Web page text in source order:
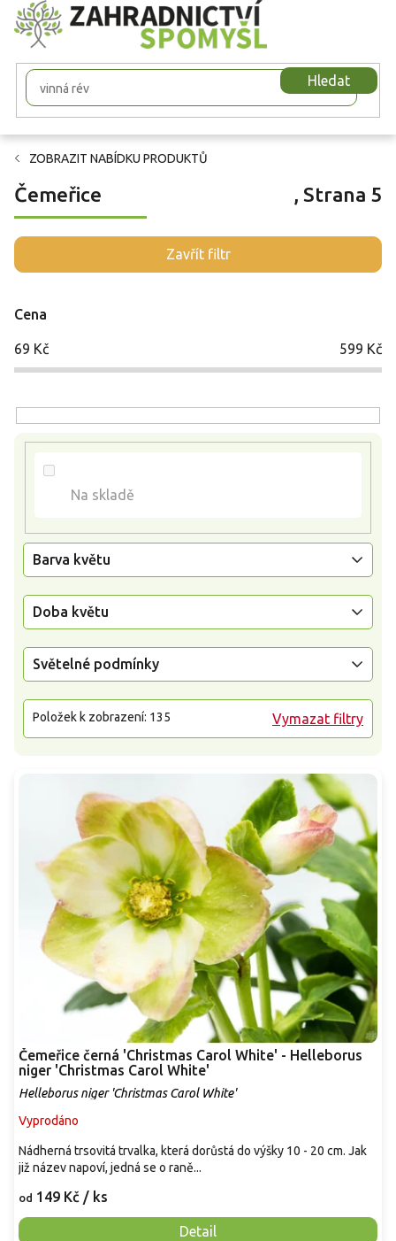
Přejít
na
obsah
Hledat
ZOBRAZIT NABÍDKU PRODUKTŮ
Čemeřice , Strana 5
Zavřít filtr
Cena
69 Kč 599 Kč
Na skladě
Barva květu
Doba květu
Světelné podmínky
Vymazat filtry
Položek k zobrazení: 135
V
ý
s
p
u
Čemeřice černá 'Christmas Carol White' - Helleborus
niger 'Christmas Carol White'
Helleborus niger 'Christmas Carol White'
Vyprodáno
od 149 Kč / ks
Detail
Nádherná trsovitá trvalka, která dorůstá do výšky 10 - 20 cm. Jak
již název napoví, jedná se o raně...